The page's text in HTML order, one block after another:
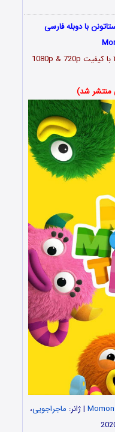
با دوبله فارسی
سریال هیولاها بهترین دوستاتونن ۲۰۲۰ با کیفیت 1080p & 720p
منتشر شد)
| ژانر: ماجراجویی،